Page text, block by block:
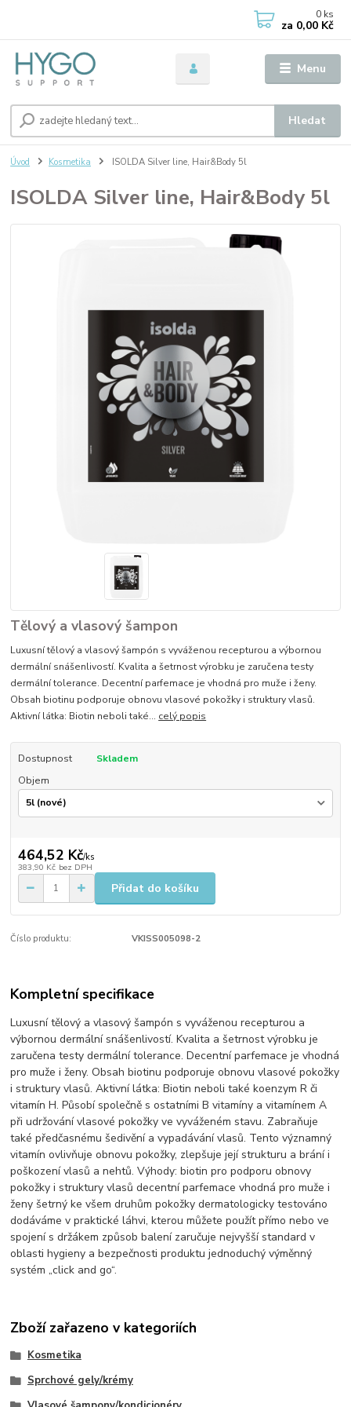
Menu
Hledat
0 ks
za 0,00 Kč
Úvod Kosmetika ISOLDA Silver line, Hair&Body 5l
ISOLDA Silver line, Hair&Body 5l
Tělový a vlasový šampon
Luxusní tělový a vlasový šampón s vyváženou recepturou a výbornou
dermální snášenlivostí. Kvalita a šetrnost výrobku je zaručena testy
dermální tolerance. Decentní parfemace je vhodná pro muže i ženy.
Obsah biotinu podporuje obnovu vlasové pokožky i struktury vlasů.
Aktivní látka: Biotin neboli také... celý popis
Dostupnost
Skladem
Objem
464,52 Kč/ks
383,90 Kč bez DPH
Přidat do košíku
Číslo produktu: VKISS005098-2
Kompletní specifikace
Luxusní tělový a vlasový šampón s vyváženou recepturou a
výbornou dermální snášenlivostí. Kvalita a šetrnost výrobku je
zaručena testy dermální tolerance. Decentní parfemace je vhodná
pro muže i ženy. Obsah biotinu podporuje obnovu vlasové pokožky
i struktury vlasů. Aktivní látka: Biotin neboli také koenzym R či
vitamín H. Působí společně s ostatními B vitamíny a vitamínem A
při udržování vlasové pokožky ve vyváženém stavu. Zabraňuje
také předčasnému šedivění a vypadávání vlasů. Tento významný
vitamín ovlivňuje obnovu pokožky, zlepšuje její strukturu a brání i
poškození vlasů a nehtů. Výhody: biotin pro podporu obnovy
pokožky i struktury vlasů decentní parfemace vhodná pro muže i
ženy šetrný ke všem druhům pokožky dermatologicky testováno
dodáváme v praktické láhvi, kterou můžete použít přímo nebo ve
spojení s držákem způsob balení zaručuje nejvyšší standard v
oblasti hygieny a bezpečnosti produktu jednoduchý výměnný
systém „click and go“.
Zboží zařazeno v kategoriích
Kosmetika
Sprchové gely/krémy